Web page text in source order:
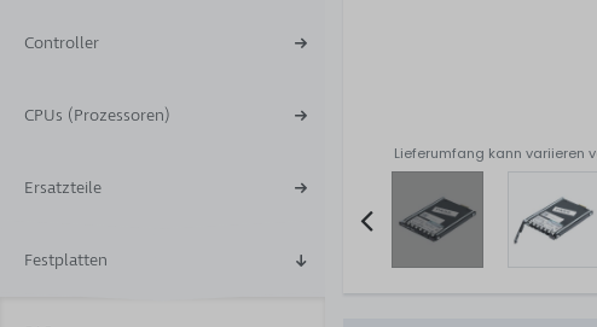
Controller
CPUs (Prozessoren)
Ersatzteile
Festplatten
Lieferumfang kann variieren